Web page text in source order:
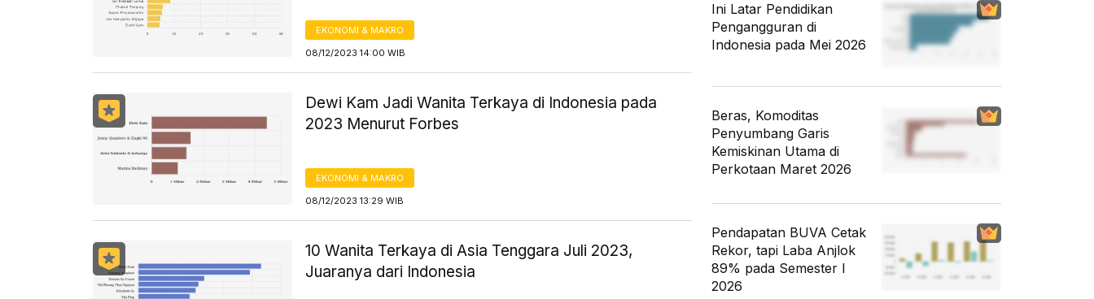
EKONOMI & MAKRO
08/12/2023 14:00 WIB
Dewi Kam Jadi Wanita Terkaya di Indonesia pada
2023 Menurut Forbes
EKONOMI & MAKRO
08/12/2023 13:29 WIB
10 Wanita Terkaya di Asia Tenggara Juli 2023,
Juaranya dari Indonesia
Ini Latar Pendidikan
Pengangguran di
Indonesia pada Mei 2026
Beras, Komoditas
Penyumbang Garis
Kemiskinan Utama di
Perkotaan Maret 2026
Pendapatan BUVA Cetak
Rekor, tapi Laba Anjlok
89% pada Semester I
2026